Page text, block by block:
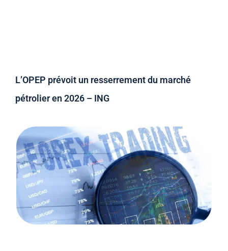
L’OPEP prévoit un resserrement du marché
pétrolier en 2026 – ING